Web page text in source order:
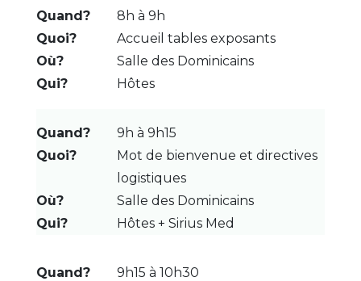
8h à 9h
Accueil tables exposants
Salle des Dominicains
Hôtes
9h à 9h15
Mot de bienvenue et directives
logistiques
Salle des Dominicains
Hôtes + Sirius Med
9h15 à 10h30